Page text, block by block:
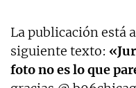
La publicación está
siguiente texto:
foto no es lo que